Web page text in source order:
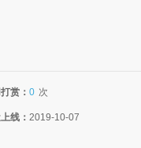
赏：0 次
线：2019-10-07